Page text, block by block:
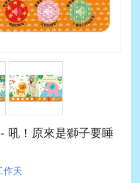
吼！原來是獅子要睡
作天